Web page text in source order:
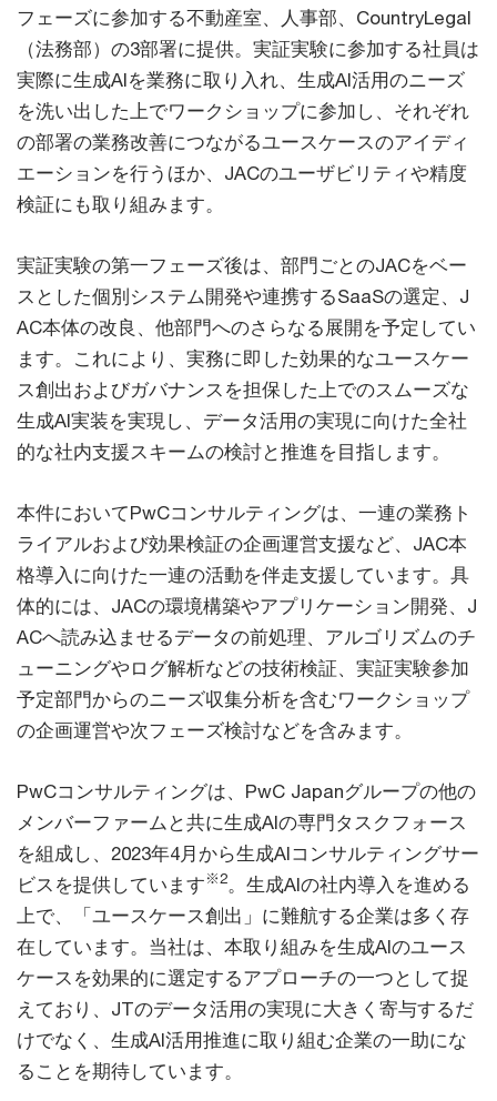
フェーズに参加する不動産室、人事部、CountryLegal
（法務部）の3部署に提供。実証実験に参加する社員は
実際に生成AIを業務に取り入れ、生成AI活用のニーズ
を洗い出した上でワークショップに参加し、それぞれ
の部署の業務改善につながるユースケースのアイディ
エーションを行うほか、JACのユーザビリティや精度
検証にも取り組みます。
実証実験の第一フェーズ後は、部門ごとのJACをベー
スとした個別システム開発や連携するSaaSの選定、J
AC本体の改良、他部門へのさらなる展開を予定してい
ます。これにより、実務に即した効果的なユースケー
ス創出およびガバナンスを担保した上でのスムーズな
生成AI実装を実現し、データ活用の実現に向けた全社
的な社内支援スキームの検討と推進を目指します。
本件においてPwCコンサルティングは、一連の業務ト
ライアルおよび効果検証の企画運営支援など、JAC本
格導入に向けた一連の活動を伴走支援しています。具
体的には、JACの環境構築やアプリケーション開発、J
ACへ読み込ませるデータの前処理、アルゴリズムのチ
ューニングやログ解析などの技術検証、実証実験参加
予定部門からのニーズ収集分析を含むワークショップ
の企画運営や次フェーズ検討などを含みます。
PwCコンサルティングは、PwC Japanグループの他の
メンバーファームと共に生成AIの専門タスクフォース
を組成し、2023年4月から生成AIコンサルティングサー
ビスを提供しています※2。生成AIの社内導入を進める
上で、「ユースケース創出」に難航する企業は多く存
在しています。当社は、本取り組みを生成AIのユース
ケースを効果的に選定するアプローチの一つとして捉
えており、JTのデータ活用の実現に大きく寄与するだ
けでなく、生成AI活用推進に取り組む企業の一助にな
ることを期待しています。